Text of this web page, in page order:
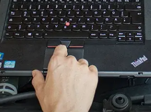
Schlüssellose
Servolenkung
Sitzheizung
Soundsystem
Telefon-/Notruf-System
Türsteuergerät vorne links
Türsteuergerät vorne rechts
Unterhaltungseinheit oben